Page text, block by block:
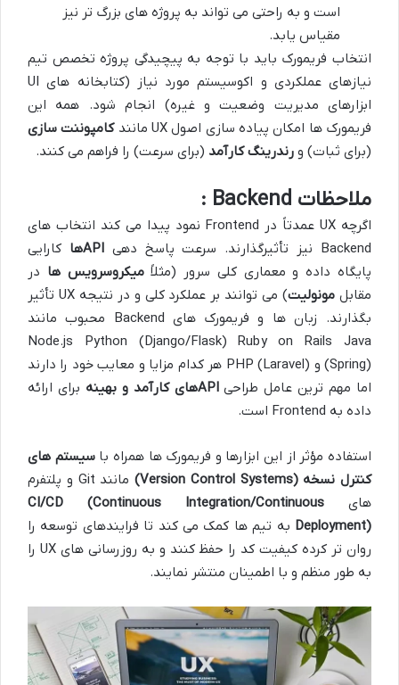
است و به راحتی می تواند به پروژه های بزرگ تر نیز
مقیاس یابد.
انتخاب فریمورک باید با توجه به پیچیدگی پروژه تخصص تیم
نیازهای عملکردی و اکوسیستم مورد نیاز (کتابخانه های UI
ابزارهای مدیریت وضعیت و غیره) انجام شود. همه این
فریمورک ها امکان پیاده سازی اصول UX مانند
کامپوننت سازی
(برای ثبات) و رندرینگ کارآمد (برای سرعت) را فراهم می کنند.
ملاحظات Backend :
اگرچه UX عمدتاً در Frontend نمود پیدا می کند انتخاب های
Backend نیز تأثیرگذارند. سرعت پاسخ دهی
APIها کارایی
پایگاه داده و معماری کلی سرور (مثلاًمیکروسرویس ها در
مقابل مونولیت
) می توانند بر عملکرد کلی و در نتیجه UX تأثیر
بگذارند. زبان ها و فریمورک های Backend محبوب مانند
Node.js Python (Django/Flask) Ruby on Rails Java
(Spring) و PHP (Laravel) هر کدام مزایا و معایب خود را دارند
اما مهم ترین عامل طراحیAPIهای کارآمد و بهینه برای ارائه
داده به Frontend است.
استفاده مؤثر از این ابزارها و فریمورک ها همراه باسیستم های
کنترل نسخه (Version Control Systems)
مانند Git و پلتفرم
های CI/CD (Continuous Integration/Continuous
Deployment) به تیم ها کمک می کند تا فرایندهای توسعه را
روان تر کرده کیفیت کد را حفظ کنند و به روزرسانی های UX را
به طور منظم و با اطمینان منتشر نمایند.